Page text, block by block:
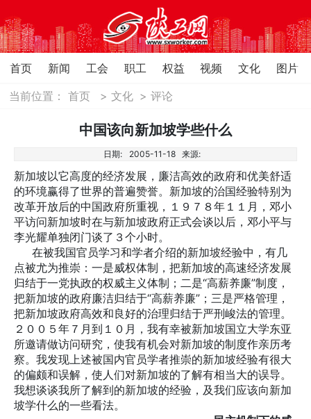
首页 新闻 工会 职工 权益 视频 文化
图片
当前位置：首页 >文化 >评论
中国该向新加坡学些什么
日期: 2005-11-18 来源:
新加坡以它高度的经济发展，廉洁高效的政府和优美舒适
的环境赢得了世界的普遍赞誉。新加坡的治国经验特别为
改革开放后的中国政府所重视，１９７８年１１月，邓小
平访问新加坡时在与新加坡政府正式会谈以后，邓小平与
李光耀单独闭门谈了３个小时。
在被我国官员学习和学者介绍的新加坡经验中，有几
点被尤为推崇：一是威权体制，把新加坡的高速经济发展
归结于一党执政的权威主义体制；二是“高薪养廉”制度，
把新加坡的政府廉洁归结于“高薪养廉”；三是严格管理，
把新加坡政府高效和良好的治理归结于严刑峻法的管理。
２００５年７月到１０月，我有幸被新加坡国立大学东亚
所邀请做访问研究，使我有机会对新加坡的制度作亲历考
察。我发现上述被国内官员学者推崇的新加坡经验有很大
的偏颇和误解，使人们对新加坡的了解有相当大的误导。
我想谈谈我所了解到的新加坡的经验，及我们应该向新加
坡学什么的一些看法。